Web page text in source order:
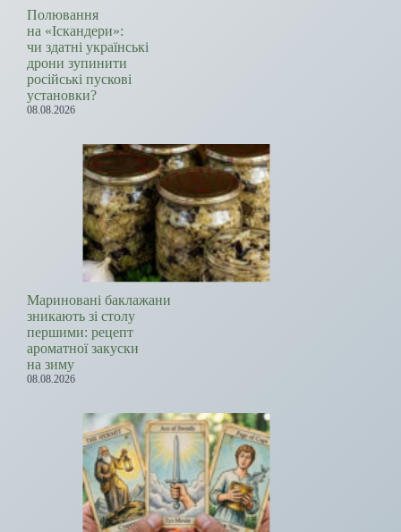
Полювання
на «Іскандери»:
чи здатні українські
дрони зупинити
російські пускові
установки?
08.08.2026
Мариновані баклажани
зникають зі столу
першими: рецепт
ароматної закуски
на зиму
08.08.2026